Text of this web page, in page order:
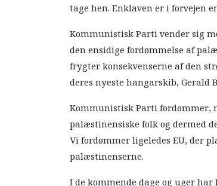
tage hen. Enklaven er i forvejen
Kommunistisk Parti vender sig
den ensidige fordømmelse af
frygter konsekvenserne af den
deres nyeste hangarskib, Gerald
Kommunistisk Parti fordømmer,
palæstinensiske folk og dermed
Vi fordømmer ligeledes EU, der
palæstinenserne.
I de kommende dage og uger